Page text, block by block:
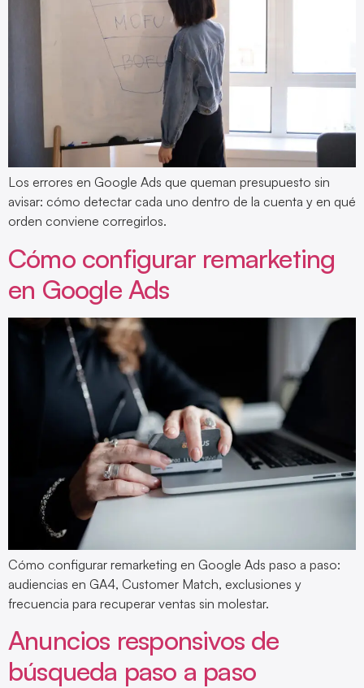
Los errores en Google Ads que queman presupuesto sin
avisar: cómo detectar cada uno dentro de la cuenta y en qué
orden conviene corregirlos.
Cómo configurar remarketing
en Google Ads
Cómo configurar remarketing en Google Ads paso a paso:
audiencias en GA4, Customer Match, exclusiones y
frecuencia para recuperar ventas sin molestar.
Anuncios responsivos de
búsqueda paso a paso